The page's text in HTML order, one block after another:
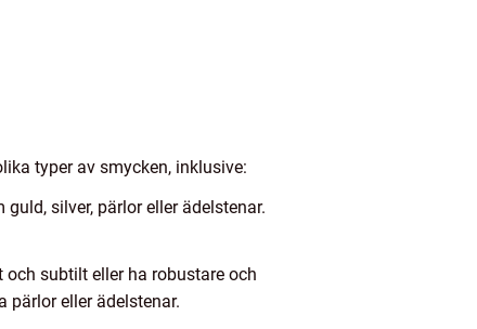
typer av smycken, inklusive:
silver, pärlor eller ädelstenar.
subtilt eller ha robustare och
pärlor eller ädelstenar.